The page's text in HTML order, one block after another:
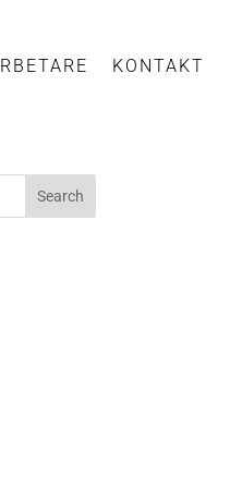
KONTAKT
Search